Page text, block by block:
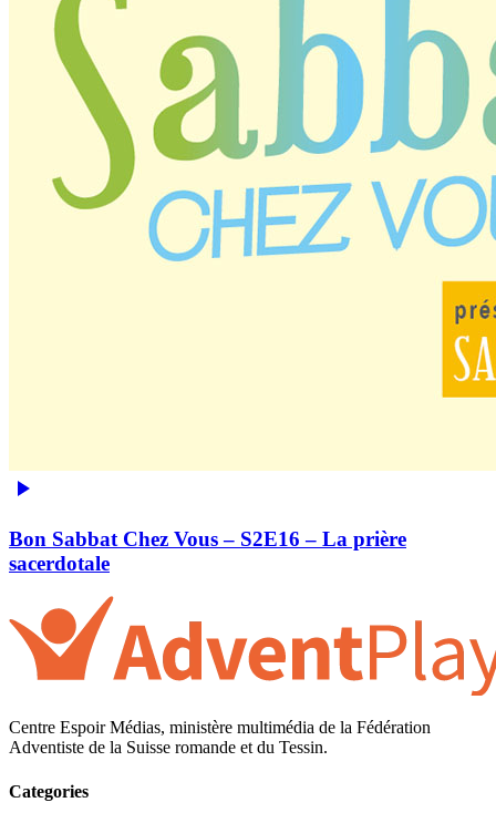
Bon Sabbat Chez Vous – S2E16 – La prière
sacerdotale
Centre Espoir Médias, ministère multimédia de la Fédération
Adventiste de la Suisse romande et du Tessin.
Categories